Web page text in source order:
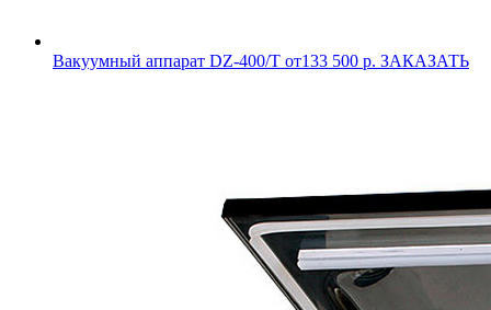
Вакуумный аппарат DZ-400/T от133 500 р. ЗАКАЗАТЬ